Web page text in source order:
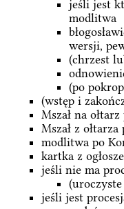
jeśli jest
modlitwa
wersji,
(chrzest
(po
(wstęp i
Mszał na
Mszał z
modlitwa po
kartka z
jeśli nie ma
(uroczyste
jeśli jest